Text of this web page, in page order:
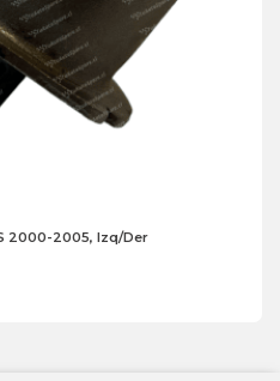
2000-2005, Izq/Der